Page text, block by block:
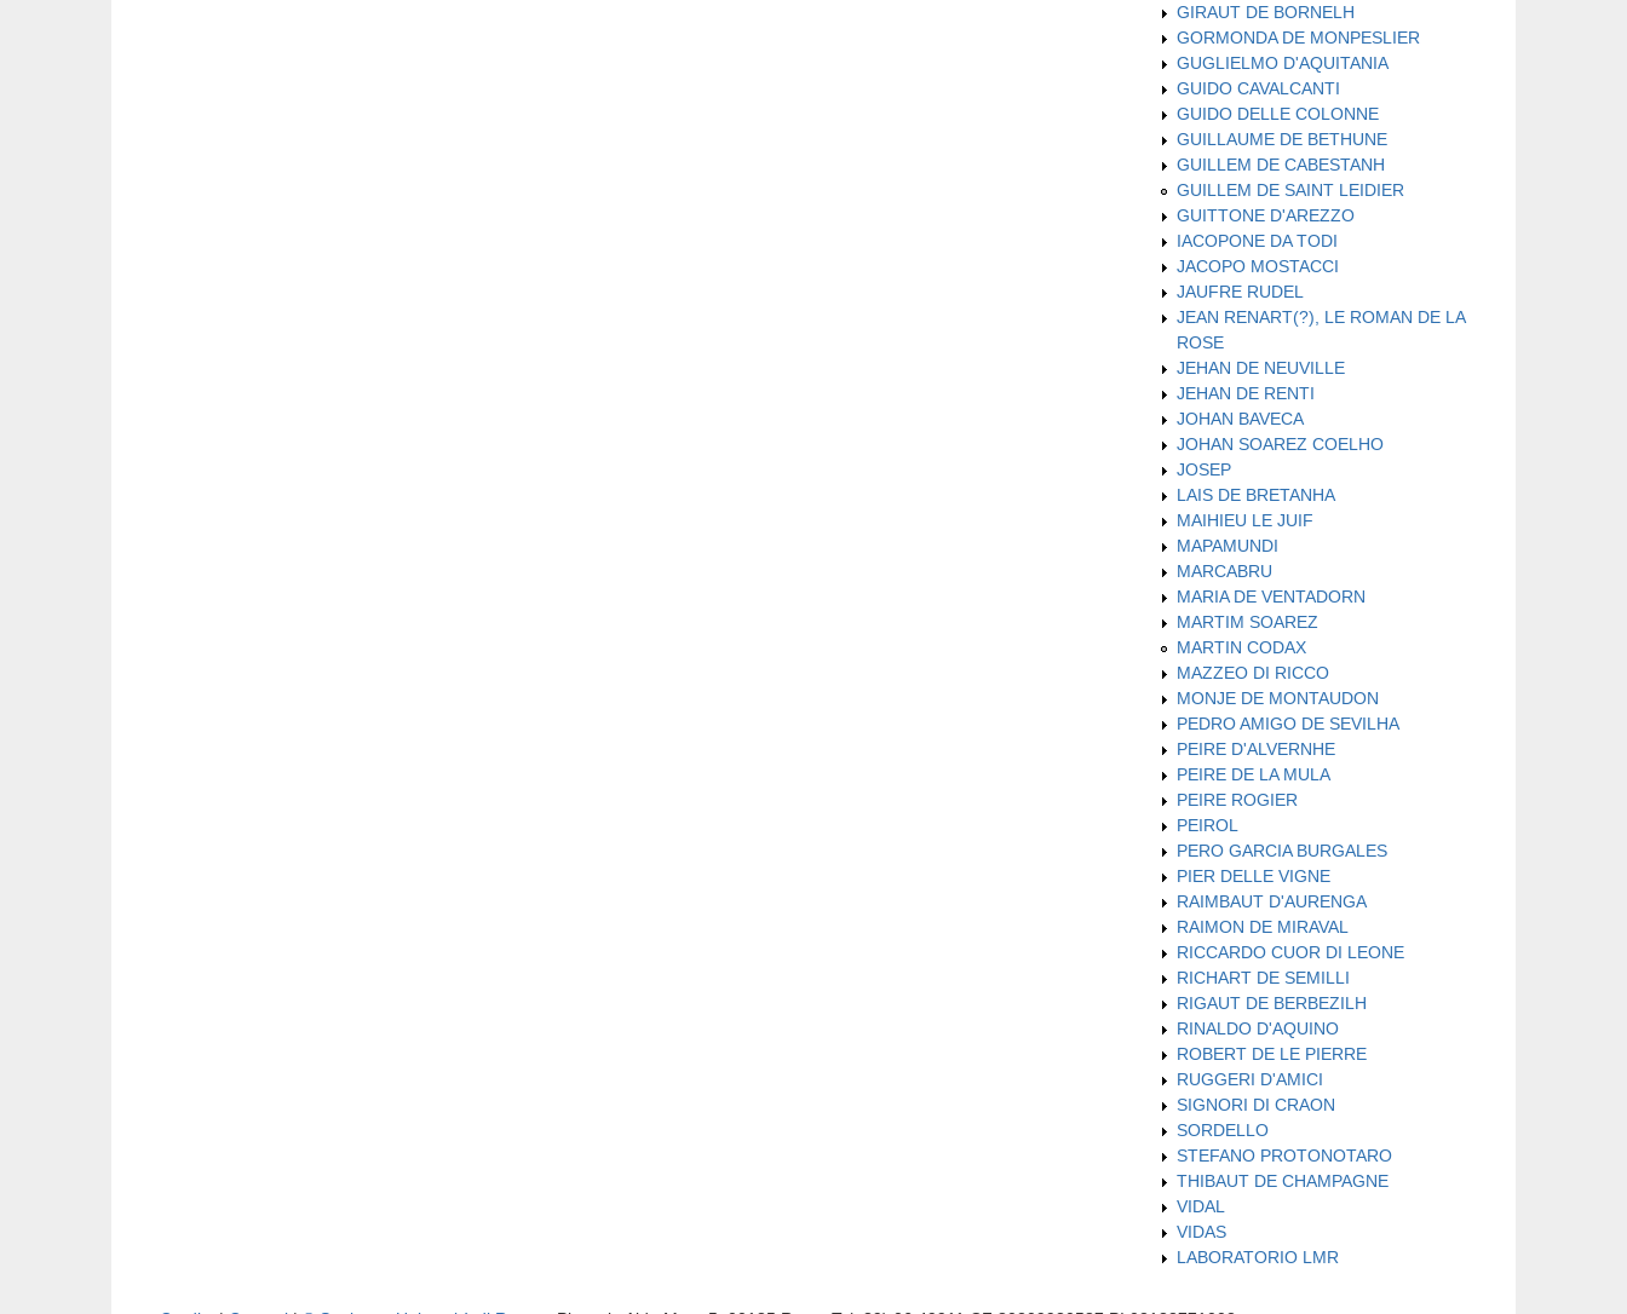
GIRAUT DE BORNELH
GORMONDA DE MONPESLIER
GUGLIELMO D'AQUITANIA
GUIDO CAVALCANTI
GUIDO DELLE COLONNE
GUILLAUME DE BETHUNE
GUILLEM DE CABESTANH
GUILLEM DE SAINT LEIDIER
GUITTONE D'AREZZO
IACOPONE DA TODI
JACOPO MOSTACCI
JAUFRE RUDEL
JEAN RENART(?), LE ROMAN DE LA
ROSE
JEHAN DE NEUVILLE
JEHAN DE RENTI
JOHAN BAVECA
JOHAN SOAREZ COELHO
JOSEP
LAIS DE BRETANHA
MAIHIEU LE JUIF
MAPAMUNDI
MARCABRU
MARIA DE VENTADORN
MARTIM SOAREZ
MARTIN CODAX
MAZZEO DI RICCO
MONJE DE MONTAUDON
PEDRO AMIGO DE SEVILHA
PEIRE D'ALVERNHE
PEIRE DE LA MULA
PEIRE ROGIER
PEIROL
PERO GARCIA BURGALES
PIER DELLE VIGNE
RAIMBAUT D'AURENGA
RAIMON DE MIRAVAL
RICCARDO CUOR DI LEONE
RICHART DE SEMILLI
RIGAUT DE BERBEZILH
RINALDO D'AQUINO
ROBERT DE LE PIERRE
RUGGERI D'AMICI
SIGNORI DI CRAON
SORDELLO
STEFANO PROTONOTARO
THIBAUT DE CHAMPAGNE
VIDAL
VIDAS
LABORATORIO LMR